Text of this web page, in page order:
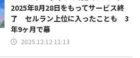
2025年8月28日をもってサービス終
了 セルラン上位に入ったことも 3
年9ヶ月で幕
2025.12.12 11:13